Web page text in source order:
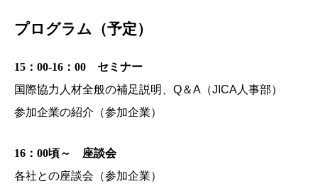
プログラム（予定）
15：00-16：00 セミナー
国際協力人材全般の補足説明、Q＆A（JICA人事部）
参加企業の紹介（参加企業）
16：00頃～ 座談会
各社との座談会（参加企業）